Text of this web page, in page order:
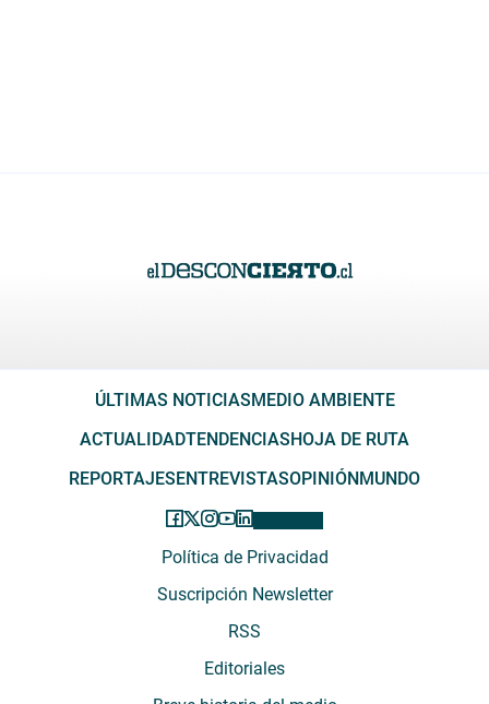
ÚLTIMAS NOTICIASMEDIO AMBIENTE
ACTUALIDADTENDENCIASHOJA DE RUTA
REPORTAJESENTREVISTASOPINIÓNMUNDO
Política de Privacidad
Suscripción Newsletter
RSS
Editoriales